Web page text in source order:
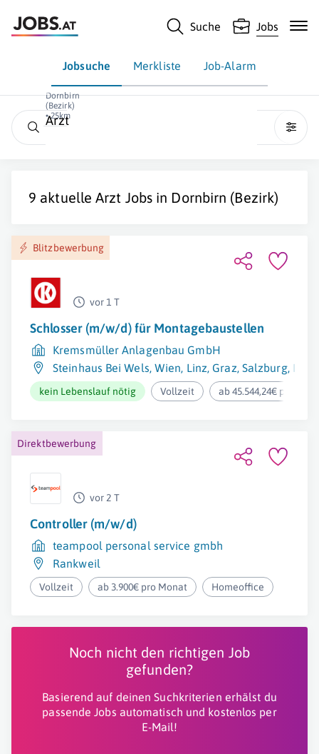
Suche Jobs
Jobsuche Merkliste Job-Alarm
Dornbirn
(Bezirk)
• 25km
Arzt
9 aktuelleArzt Jobs in Dornbirn (Bezirk)
Blitzbewerbung
vor 1 T
Schlosser (m/w/d) für Montagebaustellen
Kremsmüller Anlagenbau GmbH
Steinhaus Bei Wels,Wien, Linz, Graz, Salzburg,
kein Lebenslauf nötig Vollzeit ab 45.544,24€ pro Jahr
Direktbewerbung
vor 2 T
Controller (m/w/d)
teampool personal service gmbh
Rankweil
Vollzeit ab 3.900€ pro Monat Homeoffice
Noch nicht den richtigen Job
gefunden?
Basierend auf deinen Suchkriterien erhälst du
passende Jobs automatisch und kostenlos per
E-Mail!